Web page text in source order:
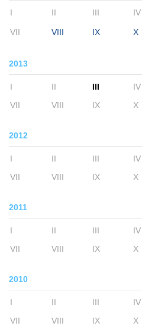
I II III IV
VII VIII IX X
2013
I II III IV
VII
VIII IX X
2012
I II III IV
VII
VIII IX X
2011
I II III IV
VII
VIII IX X
2010
I II III IV
VII
VIII IX X